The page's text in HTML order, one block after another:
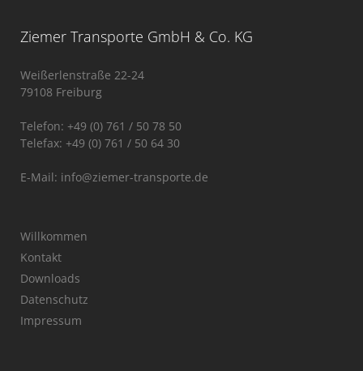
Ziemer Transporte GmbH & Co. KG
Weißerlenstraße 22-24
79108 Freiburg
Telefon: +49 (0) 761 / 50 78 50
Telefax: +49 (0) 761 / 50 64 30
E-Mail: info@ziemer-transporte.de
Willkommen
Kontakt
Downloads
Datenschutz
Impressum